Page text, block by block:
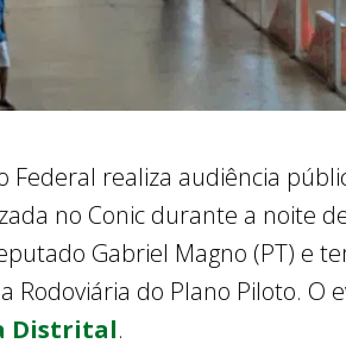
Federal realiza audiência
no Conic durante a noite
Gabriel Magno (PT) e
Rodoviária do Plano Piloto. O
Distrital.